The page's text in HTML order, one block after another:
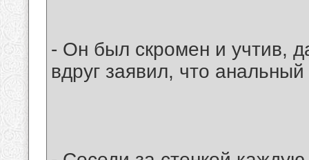
- Он был скромен и учтив,
вдруг заявил, что